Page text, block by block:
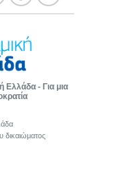
Ελλάδα - Για μια
δικαιώματος